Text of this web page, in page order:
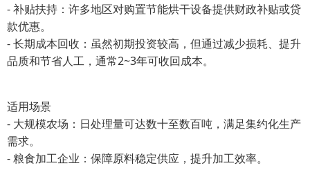
- 补贴扶持：许多地区对购置节能烘干设备提供财政补贴或贷
款优惠。
- 长期成本回收：虽然初期投资较高，但通过减少损耗、提升
品质和节省人工，通常2~3年可收回成本。
适用场景
- 大规模农场：日处理量可达数十至数百吨，满足集约化生产
需求。
- 粮食加工企业：保障原料稳定供应，提升加工效率。